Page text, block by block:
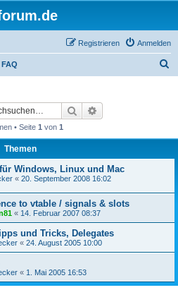
Anmelden
Registrieren
FAQ
Suche
• Seite 1 von 1
Themen
Windows, Linux und Mac
« 20. September 2008 16:02
to vtable / signals & slots
« 14. Februar 2007 08:37
und Tricks, Delegates
« 24. August 2005 10:00
« 1. Mai 2005 16:53